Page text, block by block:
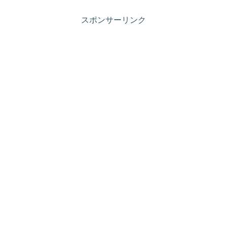
スポンサーリンク